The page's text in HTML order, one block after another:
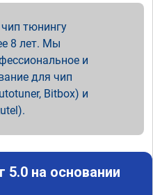
тюнингу
8 лет. Мы
и
для чип
Bitbox) и
5.0 на основании